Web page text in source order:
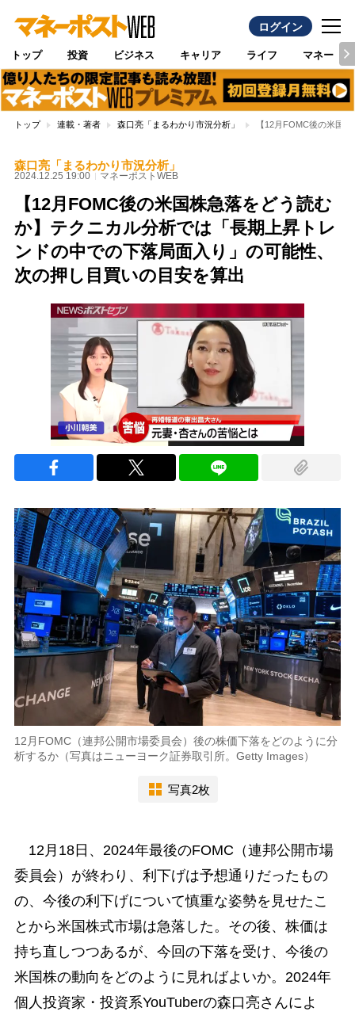
ログイン
トップ 投資 ビジネス キャリア ライフ マネー
トップ 連載・著者 森口亮「まるわかり市況分析」 【12月FOMC後の米国
森口亮「まるわかり市況分析」
2024.12.25 19:00 マネーポストWEB
【12月FOMC後の米国株急落をどう読む
か】テクニカル分析では「長期上昇トレ
ンドの中での下落局面入り」の可能性、
次の押し目買いの目安を算出
12月FOMC（連邦公開市場委員会）後の株価下落をどのように分
析するか（写真はニューヨーク証券取引所。Getty Images）
写真2枚
12月18日、2024年最後のFOMC（連邦公開市場
委員会）が終わり、利下げは予想通りだったもの
の、今後の利下げについて慎重な姿勢を見せたこ
とから米国株式市場は急落した。その後、株価は
持ち直しつつあるが、今回の下落を受け、今後の
米国株の動向をどのように見ればよいか。2024年
個人投資家・投資系YouTuberの森口亮さんによ